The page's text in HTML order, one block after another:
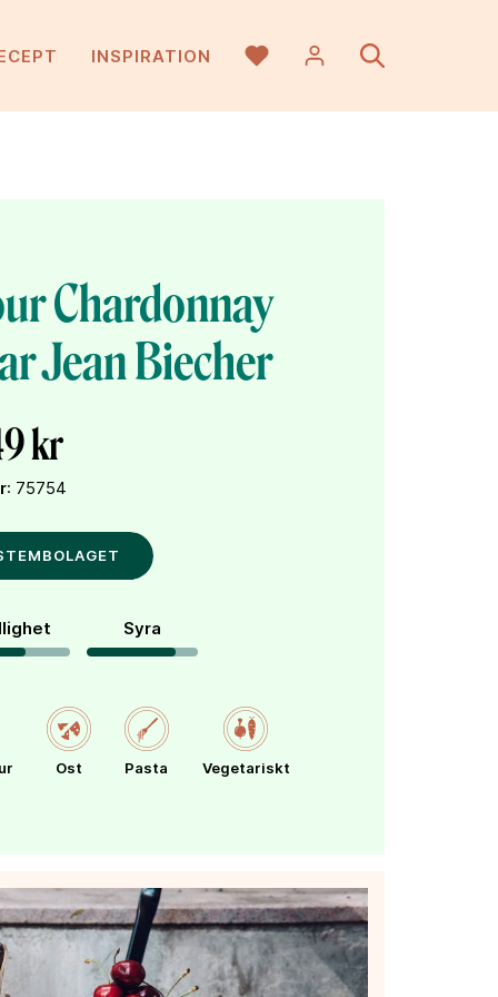
INSPIRATION
Chardonnay
Jean Biecher
kr
: 75754
Syra
Ost Pasta Vegetariskt